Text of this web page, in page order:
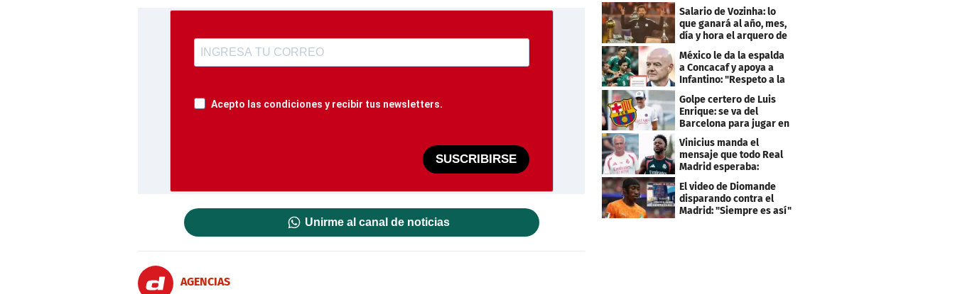
Acepto las condiciones y recibir tus newsletters.
SUSCRIBIRSE
Unirme al canal de noticias
AGENCIAS
Salario de Vozinha: lo
que ganará al año, mes,
día y hora el arquero de
Cabo Verde
México le da la espalda
a Concacaf y apoya a
Infantino: "Respeto a la
gobernanza"
Golpe certero de Luis
Enrique: se va del
Barcelona para jugar en
el PSG
Vinicius manda el
mensaje que todo Real
Madrid esperaba:
"Mourinho..."
El video de Diomande
disparando contra el
Madrid: "Siempre es así"